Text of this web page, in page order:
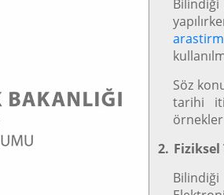
Söz
tarihi
2. Fiziksel
Bilindiği